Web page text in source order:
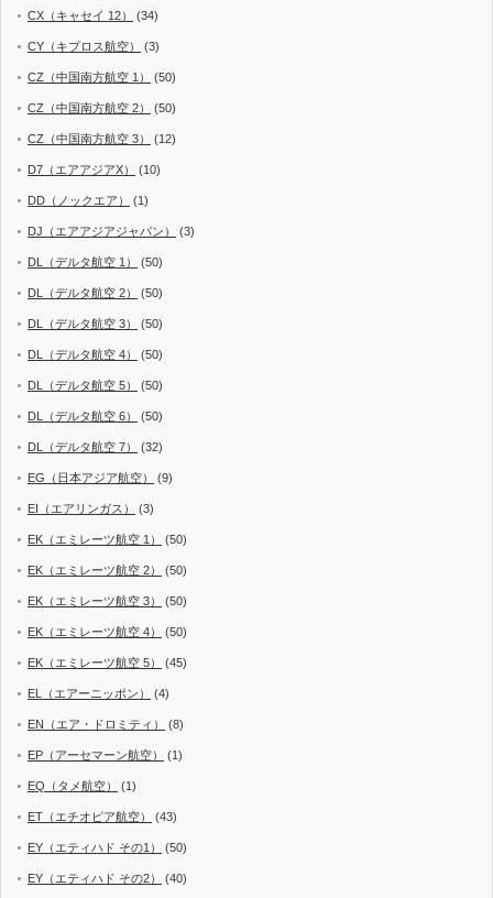
CX（キャセイ 12） (34)
CY（キプロス航空） (3)
CZ（中国南方航空 1） (50)
CZ（中国南方航空 2） (50)
CZ（中国南方航空 3） (12)
D7（エアアジアX） (10)
DD（ノックエア） (1)
DJ（エアアジアジャパン） (3)
DL（デルタ航空 1） (50)
DL（デルタ航空 2） (50)
DL（デルタ航空 3） (50)
DL（デルタ航空 4） (50)
DL（デルタ航空 5） (50)
DL（デルタ航空 6） (50)
DL（デルタ航空 7） (32)
EG（日本アジア航空） (9)
EI（エアリンガス） (3)
EK（エミレーツ航空 1） (50)
EK（エミレーツ航空 2） (50)
EK（エミレーツ航空 3） (50)
EK（エミレーツ航空 4） (50)
EK（エミレーツ航空 5） (45)
EL（エアーニッポン） (4)
EN（エア・ドロミティ） (8)
EP（アーセマーン航空） (1)
EQ（タメ航空） (1)
ET（エチオピア航空） (43)
EY（エティハド その1） (50)
EY（エティハド その2） (40)